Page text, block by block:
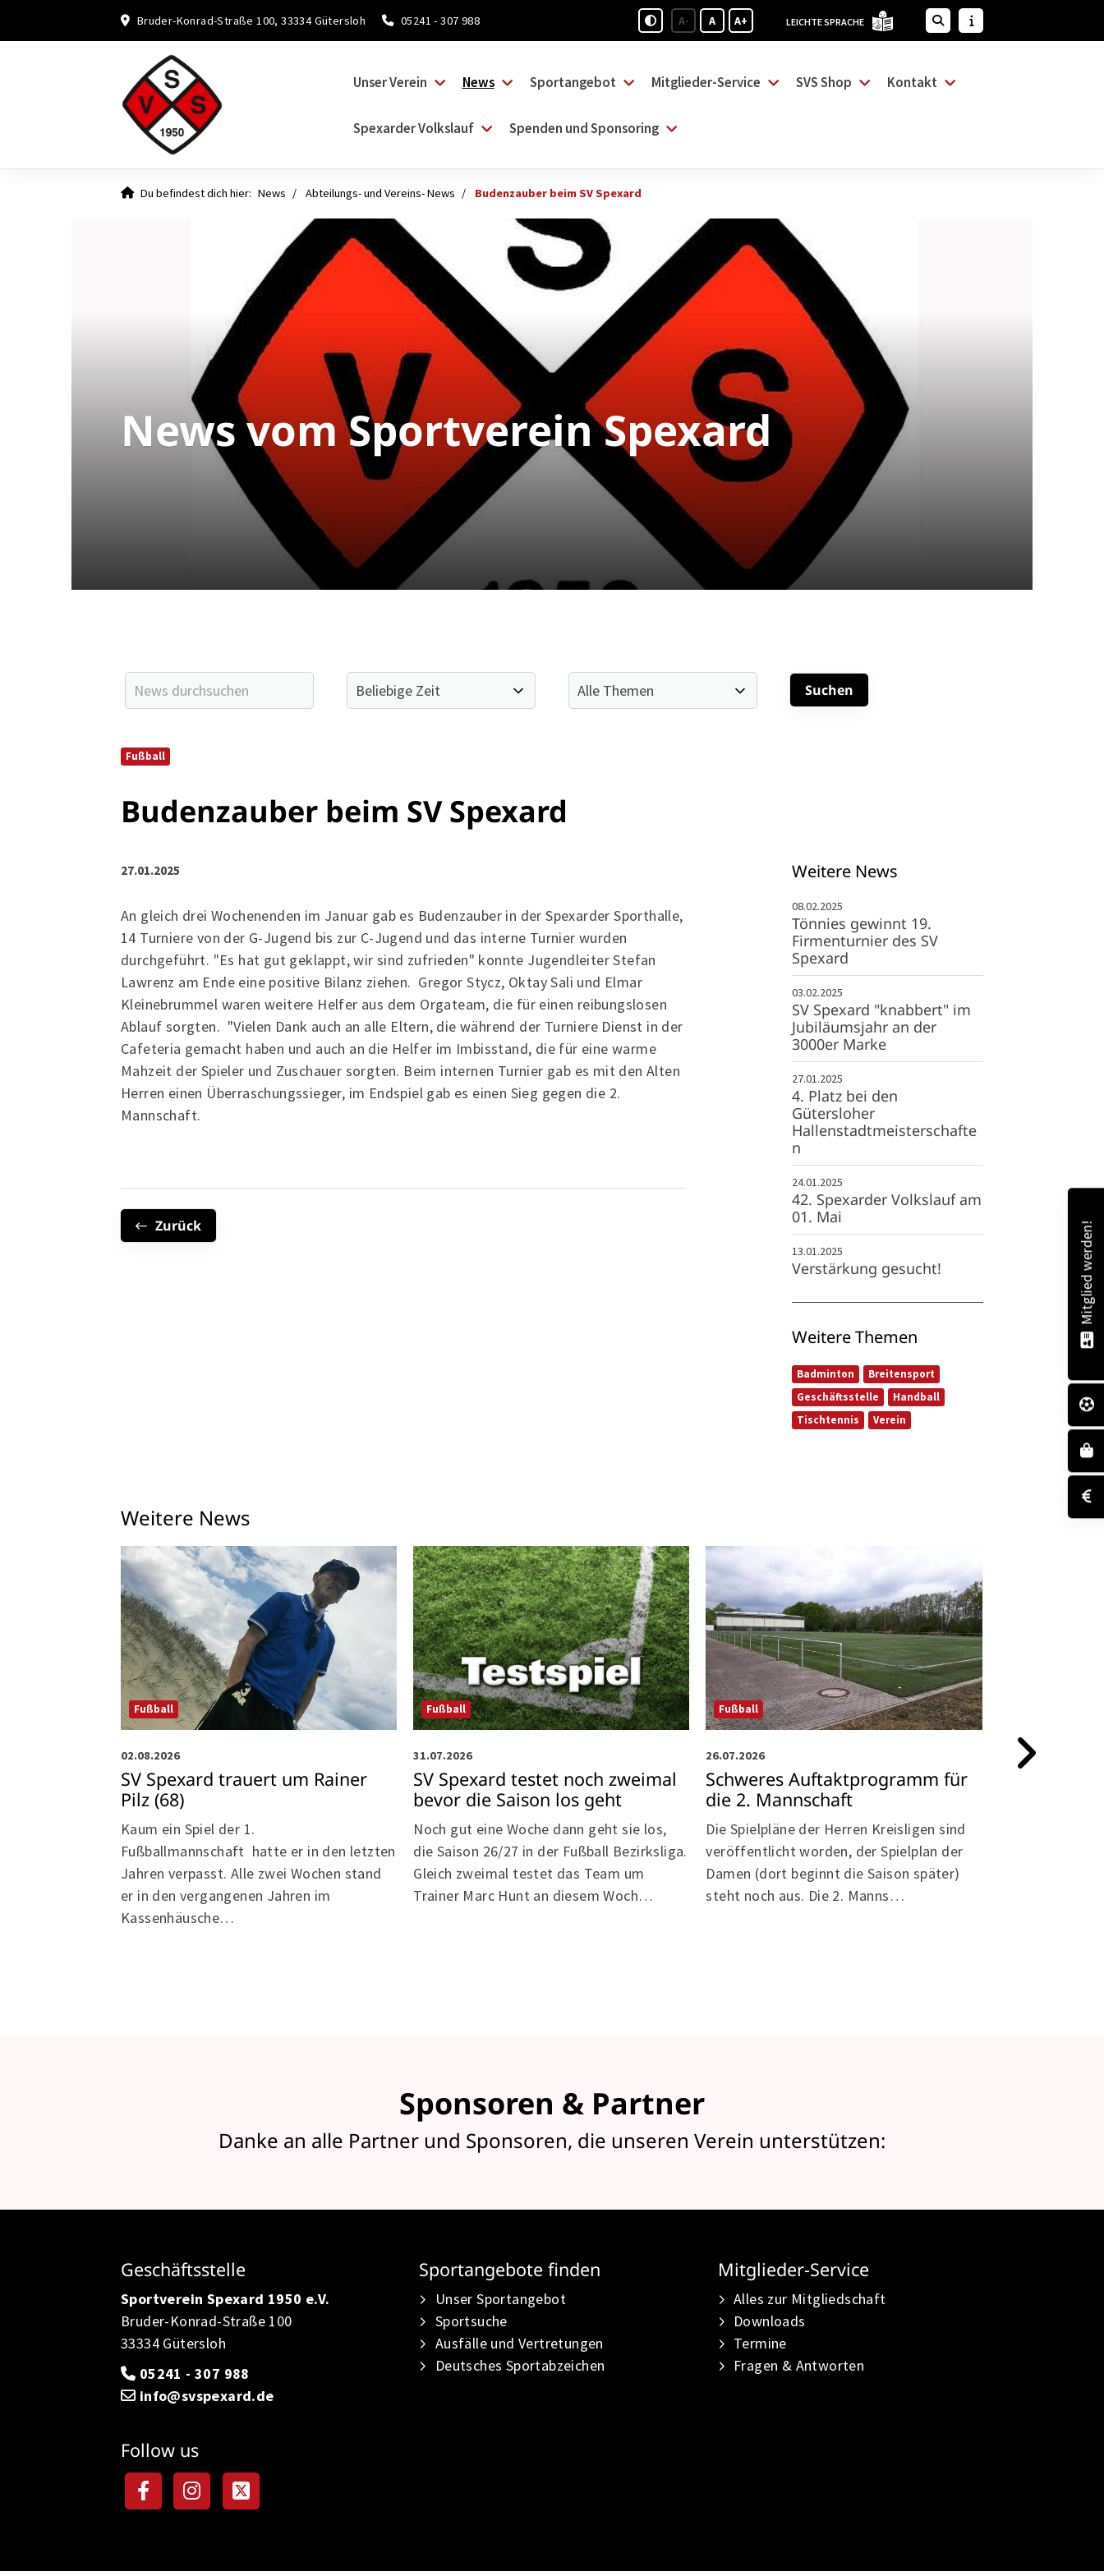
Bruder-Konrad-Straße 100, 33334 Gütersloh 05241 - 307 988 A- A A+ LEICHTE SPRACHE
Unser Verein News Sportangebot Mitglieder-Service SVS Shop Kontakt
Spexarder Volkslauf Spenden und Sponsoring
Du befindest dich hier: News Abteilungs- und Vereins- News Budenzauber beim SV Spexard
News vom Sportverein Spexard
Fußball
Budenzauber beim SV Spexard
27.01.2025
An gleich drei Wochenenden im Januar gab es Budenzauber in der Spexarder Sporthalle,
14 Turniere von der G-Jugend bis zur C-Jugend und das interne Turnier wurden
durchgeführt. "Es hat gut geklappt, wir sind zufrieden" konnte Jugendleiter Stefan
Lawrenz am Ende eine positive Bilanz ziehen. Gregor Stycz, Oktay Sali und Elmar
Kleinebrummel waren weitere Helfer aus dem Orgateam, die für einen reibungslosen
Ablauf sorgten. "Vielen Dank auch an alle Eltern, die während der Turniere Dienst in der
Cafeteria gemacht haben und auch an die Helfer im Imbisstand, die für eine warme
Mahzeit der Spieler und Zuschauer sorgten. Beim internen Turnier gab es mit den Alten
Herren einen Überraschungssieger, im Endspiel gab es einen Sieg gegen die 2.
Mannschaft.
Zurück
Weitere News
08.02.2025
Tönnies gewinnt 19.
Firmenturnier des SV
Spexard
03.02.2025
SV Spexard "knabbert" im
Jubiläumsjahr an der
3000er Marke
27.01.2025
4. Platz bei den
Gütersloher
Hallenstadtmeisterschafte
n
24.01.2025
42. Spexarder Volkslauf am
01. Mai
13.01.2025
Verstärkung gesucht!
Weitere Themen
Badminton
Breitensport
Geschäftsstelle
Handball
Tischtennis
Verein
Weitere News
Fußball
02.08.2026
SV Spexard trauert um Rainer
Pilz (68)
Kaum ein Spiel der 1.
Fußballmannschaft hatte er in den letzten
Jahren verpasst. Alle zwei Wochen stand
er in den vergangenen Jahren im
Kassenhäusche…
Fußball
31.07.2026
SV Spexard testet noch zweimal
bevor die Saison los geht
Noch gut eine Woche dann geht sie los,
die Saison 26/27 in der Fußball Bezirksliga.
Gleich zweimal testet das Team um
Trainer Marc Hunt an diesem Woch…
Fußball
26.07.2026
Schweres Auftaktprogramm für
die 2. Mannschaft
Die Spielpläne der Herren Kreisligen sind
veröffentlicht worden, der Spielplan der
Damen (dort beginnt die Saison später)
steht noch aus. Die 2. Manns…
24.07.2026
Sponsoren & Partner
Danke an alle Partner und Sponsoren, die unseren Verein unterstützen:
Geschäftsstelle
Sportverein Spexard 1950 e.V.
Bruder-Konrad-Straße 100
33334 Gütersloh
05241 - 307 988
info@svspexard.de
Sportangebote finden
Unser Sportangebot
Sportsuche
Ausfälle und Vertretungen
Deutsches Sportabzeichen
Mitglieder-Service
Alles zur Mitgliedschaft
Downloads
Termine
Fragen & Antworten
Follow us
Mitglied werden!
Ausfälle und Vertretungen
Deutsches Sportabzeichen
Termine
Fragen & Antworten
33334 Gütersloh